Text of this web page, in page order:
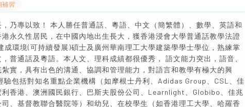
補習
乃專以致！ 本人勝任普通話、粵語、中文（簡繁體）、數學、英語和
永久性居民，在中國內地出生長大，獲香港浸會大學普通話教學法證
成環境(可持續發展)碩士及廣州華南理工大學建築學學士學位，熟練掌
普通話及粵語。本人文、理科成績都很優秀， 語文能力突出，語音、
實，具有出色的溝通、協調和管理能力，對語言和教學有極大的興
驗包括對知名重點企業機構（如摩根士丹利、Adidas Group、CSL、佳
香港、澳洲國民銀行、巴斯夫股份公司、Learnlight、Globibo、佳兆
、基督教聯合醫院等）和幼兒、在校學生（如香港理工大學、哈羅香